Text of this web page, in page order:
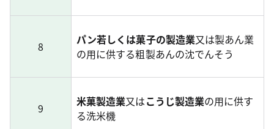
8 パン若しくは菓子の製造業又は製あん業
の用に供する粗製あんの沈でんそう
9 米菓製造業又はこうじ製造業の用に供す
る洗米機